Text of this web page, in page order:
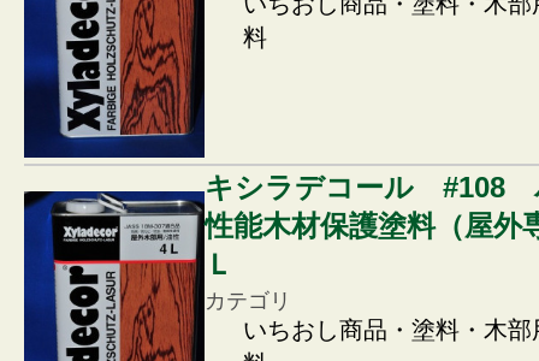
料
キシラデコール #108
性能木材保護塗料（屋
Ｌ
カテゴリ
いちおし商品・塗料・木